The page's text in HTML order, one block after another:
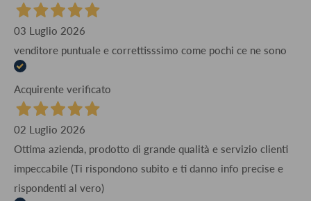
03 Luglio 2026
venditore puntuale e correttisssimo come pochi ce ne sono
Acquirente verificato
02 Luglio 2026
Ottima azienda, prodotto di grande qualità e servizio clienti
impeccabile (Ti rispondono subito e ti danno info precise e
rispondenti al vero)